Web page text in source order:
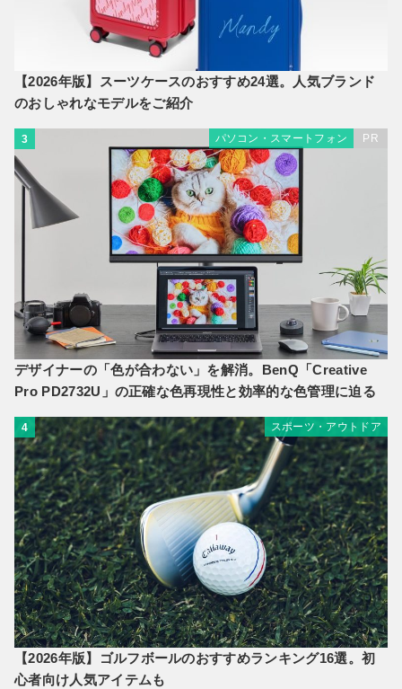
【2026年版】スーツケースのおすすめ24選。人気ブランド
のおしゃれなモデルをご紹介
3 パソコン・スマートフォン PR
デザイナーの「色が合わない」を解消。BenQ「Creative
Pro PD2732U」の正確な色再現性と効率的な色管理に迫る
4 スポーツ・アウトドア
【2026年版】ゴルフボールのおすすめランキング16選。初
心者向け人気アイテムも